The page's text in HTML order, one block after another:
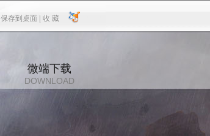
保存到桌面 |
保存到桌面 收 藏
收 藏
微端下载
DOWNLOAD